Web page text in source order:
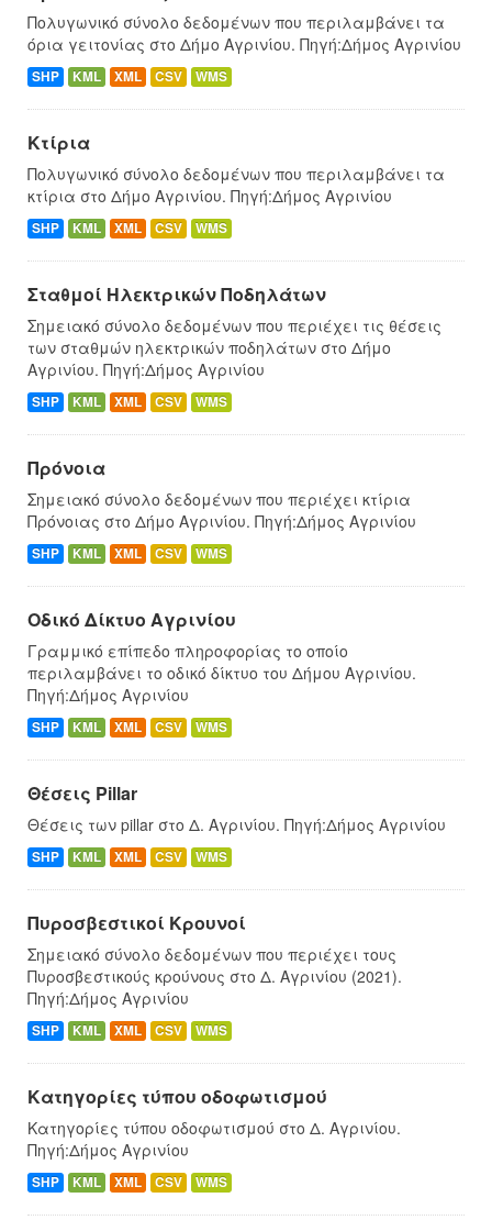
Πολυγωνικό σύνολο δεδομένων που περιλαμβάνει τα
όρια γειτονίας στο Δήμο Αγρινίου. Πηγή:Δήμος Αγρινίου
SHP KML XML CSV WMS
Κτίρια
Πολυγωνικό σύνολο δεδομένων που περιλαμβάνει τα
κτίρια στο Δήμο Αγρινίου. Πηγή:Δήμος Αγρινίου
SHP KML XML CSV WMS
Σταθμοί Ηλεκτρικών Ποδηλάτων
Σημειακό σύνολο δεδομένων που περιέχει τις θέσεις
των σταθμών ηλεκτρικών ποδηλάτων στο Δήμο
Αγρινίου. Πηγή:Δήμος Αγρινίου
SHP KML XML CSV WMS
Πρόνοια
Σημειακό σύνολο δεδομένων που περιέχει κτίρια
Πρόνοιας στο Δήμο Αγρινίου. Πηγή:Δήμος Αγρινίου
SHP KML XML CSV WMS
Οδικό Δίκτυο Αγρινίου
Γραμμικό επίπεδο πληροφορίας το οποίο
περιλαμβάνει το οδικό δίκτυο του Δήμου Αγρινίου.
Πηγή:Δήμος Αγρινίου
SHP KML XML CSV WMS
Θέσεις Pillar
Θέσεις των pillar στο Δ. Αγρινίου. Πηγή:Δήμος Αγρινίου
SHP KML XML CSV WMS
Πυροσβεστικοί Κρουνοί
Σημειακό σύνολο δεδομένων που περιέχει τους
Πυροσβεστικούς κρούνους στο Δ. Αγρινίου (2021).
Πηγή:Δήμος Αγρινίου
SHP KML XML CSV WMS
Κατηγορίες τύπου οδοφωτισμού
Κατηγορίες τύπου οδοφωτισμού στο Δ. Αγρινίου.
Πηγή:Δήμος Αγρινίου
SHP KML XML CSV WMS